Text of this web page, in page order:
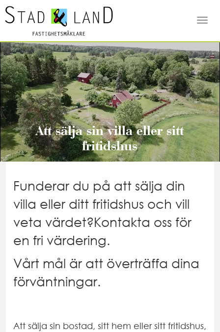
Att sälja sin villa eller sitt
fritidshus
Funderar du på att sälja din
villa eller ditt fritidshus och vill
veta värdet?Kontakta oss för
en fri värdering.
Vårt mål är att överträffa dina
förväntningar.
Att sälja sin bostad, sitt hem eller sitt fritidshus,